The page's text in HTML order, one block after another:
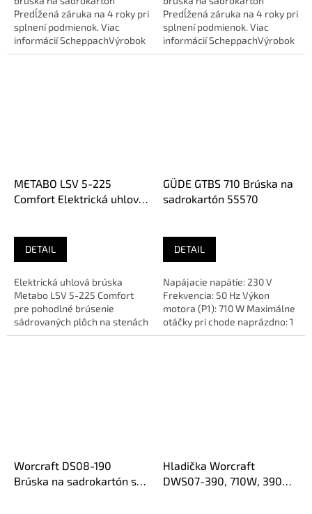
Predĺžená záruka na 4 roky pri
splnení podmienok. Viac
informácií ScheppachVýrobok
Scheppach zakúpený na
Predĺžená záruka na 4 roky pri
splnení podmienok. Viac
informácií ScheppachVýrobok
Scheppach zakúpený na
METABO LSV 5-225
Comfort Elektrická uhlová
DETAIL
Elektrická uhlová brúska
Metabo LSV 5-225 Comfort
pre pohodlné brúsenie
sádrovaných plôch na stenách
a stropoch. Optimálne
GÜDE GTBS 710 Brúska na
sadrokartón 55570
DETAIL
Napájacie napätie: 230 V
Frekvencia: 50 Hz Výkon
motora (P1): 710 W Maximálne
otáčky pri chode naprázdno: 1
200 – 2 500 ot./min....
Worcraft DS08-190
Brúska na sadrokartón s
Hladička Worcraft
DWS07-390, 710W, 390